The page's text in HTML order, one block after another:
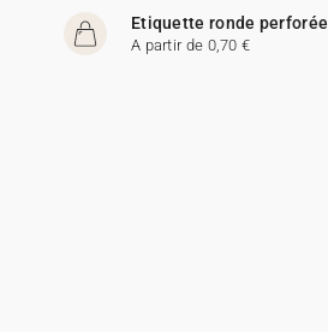
Etiquette ronde perforée
A partir de 0,70 €